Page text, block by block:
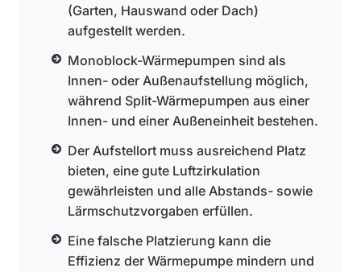
(Garten, Hauswand oder Dach)
aufgestellt werden.
Monoblock-Wärmepumpen sind als
Innen- oder Außenaufstellung möglich,
während Split-Wärmepumpen aus einer
Innen- und einer Außeneinheit bestehen.
Der Aufstellort muss ausreichend Platz
bieten, eine gute Luftzirkulation
gewährleisten und alle Abstands- sowie
Lärmschutzvorgaben erfüllen.
Eine falsche Platzierung kann die
Effizienz der Wärmepumpe mindern und